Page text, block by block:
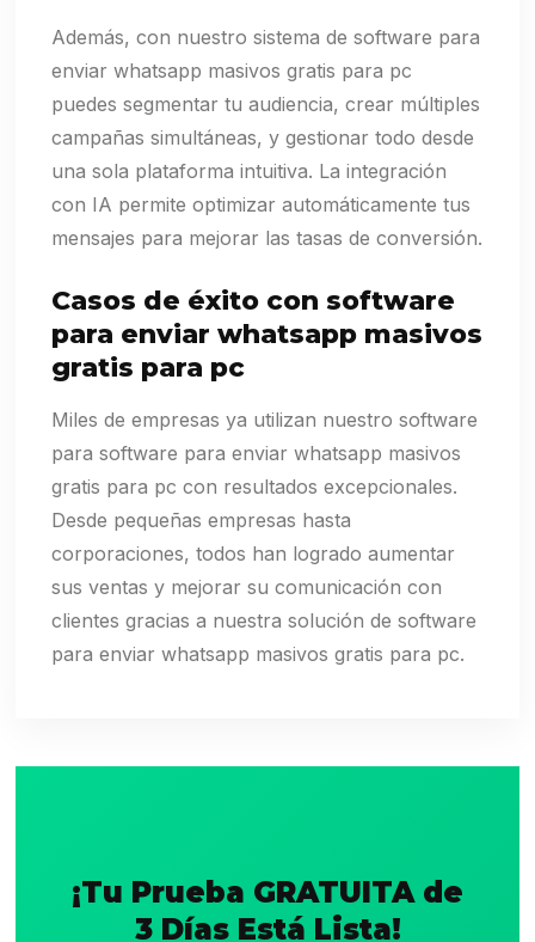
Además, con nuestro sistema de software para
enviar whatsapp masivos gratis para pc
puedes segmentar tu audiencia, crear múltiples
campañas simultáneas, y gestionar todo desde
una sola plataforma intuitiva. La integración
con IA permite optimizar automáticamente tus
mensajes para mejorar las tasas de conversión.
Casos de éxito con software
para enviar whatsapp masivos
gratis para pc
Miles de empresas ya utilizan nuestro software
para software para enviar whatsapp masivos
gratis para pc con resultados excepcionales.
Desde pequeñas empresas hasta
corporaciones, todos han logrado aumentar
sus ventas y mejorar su comunicación con
clientes gracias a nuestra solución de software
para enviar whatsapp masivos gratis para pc.
¡Tu Prueba GRATUITA de
3 Días Está Lista!